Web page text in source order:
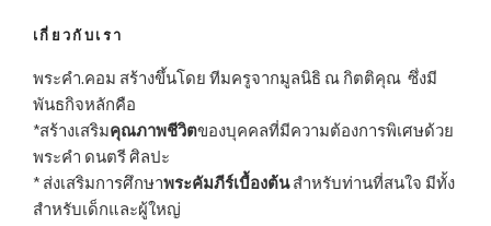
เกี่ยวกับเรา
พระคำ.คอม สร้างขึ้นโดย ทีมครูจากมูลนิธิ ณ กิตติคุณ ซึ่งมี
พันธกิจหลักคือ
*สร้างเสริมคุณภาพชีวิตของบุคคลที่มีความต้องการพิเศษด้วย
พระคำ ดนตรี ศิลปะ
* ส่งเสริมการศึกษาพระคัมภีร์เบื้องต้นสำหรับท่านที่สนใจ มีทั้ง
สำหรับเด็กและผู้ใหญ่